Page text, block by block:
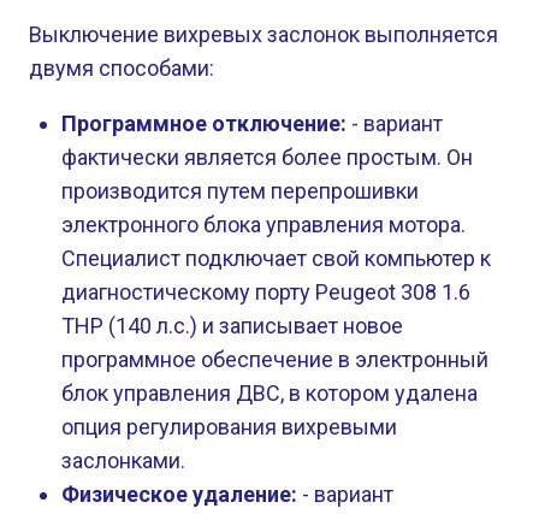
Выключение вихревых заслонок выполняется
двумя способами:
Программное отключение: - вариант
фактически является более простым. Он
производится путем перепрошивки
электронного блока управления мотора.
Специалист подключает свой компьютер к
диагностическому порту Peugeot 308 1.6
THP (140 л.с.) и записывает новое
программное обеспечение в электронный
блок управления ДВС, в котором удалена
опция регулирования вихревыми
заслонками.
Физическое удаление: - вариант